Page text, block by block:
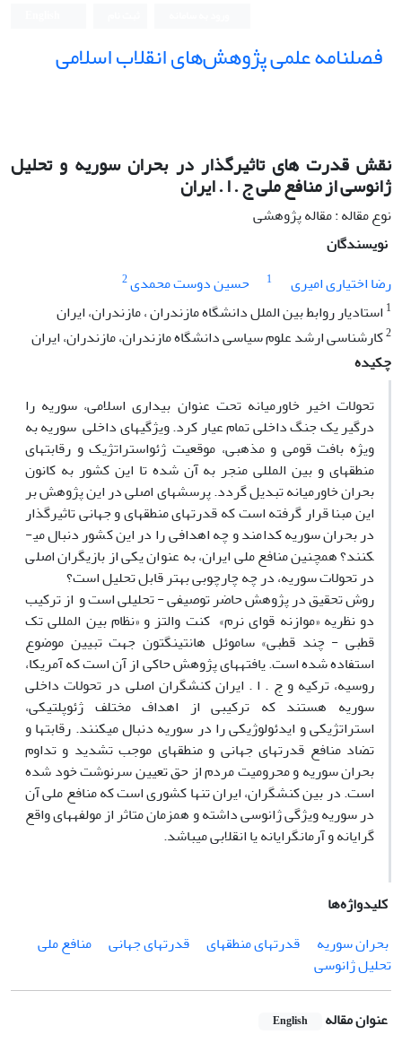
فصلنامه علمی پژوهش‌های انقلاب اسلامی
نقش قدرت های تاثیرگذار در بحران سوریه و تحلیل
ژانوسی از منافع ملی ج . ا . ایران
نوع مقاله : مقاله پژوهشی
نویسندگان
رضا اختیاری امیری
1 حسین دوست محمدی2
1 استادیار روابط بین الملل دانشگاه مازندران ، مازندران، ایران
2کارشناسی ارشد علوم سیاسی دانشگاه مازندران، مازندران، ایران
چکیده
تحولات اخیر خاورمیانه تحت عنوان بیداری اسلامی، سوریه را
درگیر یک جنگ داخلی تمام عیار کرد. ویژگی­های داخلی سوریه به
ویژه بافت قومی و مذهبی، موقعیت ژئواستراتژیک و رقابت­های
منطقه­ای و بین المللی منجر به آن شده تا این کشور به کانون
بحران خاورمیانه تبدیل گردد. پرسش­های اصلی در این پژوهش بر
این مبنا قرار گرفته است که قدرت­های منطقه­ای و جهانی تاثیرگذار
در بحران سوریه کدامند و چه اهدافی را در این کشور دنبال می­
کنند؟ همچنین منافع ملی ایران، به عنوان یکی از بازیگران اصلی
در تحولات سوریه، در چه چارچوبی بهتر قابل تحلیل است؟
روش تحقیق در پژوهش حاضر توصیفی - تحلیلی است و از ترکیب
دو نظریه «موازنه قوای نرم» کنت والتز و «نظام بین المللی تک
قطبی - چند قطبی» ساموئل هانتینگتون جهت تبیین موضوع
استفاده شده است. یافته­های پژوهش حاکی از آن است که آمریکا،
روسیه، ترکیه و ج . ا . ایران کنشگران اصلی در تحولات داخلی
سوریه هستند که ترکیبی از اهداف مختلف ژئوپلتیکی،
استراتژیکی و ایدئولوژیکی را در سوریه دنبال می­کنند. رقابت­ها و
تضاد منافع قدرت­های جهانی و منطقه­ای موجب تشدید و تداوم
بحران سوریه و محرومیت مردم از حق تعیین سرنوشت خود شده
است. در بین کنشگران، ایران تنها کشوری است که منافع ملی آن
در سوریه ویژگی ژانوسی داشته و همزمان متاثر از مولفه­های واقع
گرایانه و آرمانگرایانه یا انقلابی می­باشد.
کلیدواژه‌ها
بحران سوریه
قدرت­های منطقه­ای قدرت­های جهانی
منافع ملی
تحلیل ژانوسی
عنوان مقاله English